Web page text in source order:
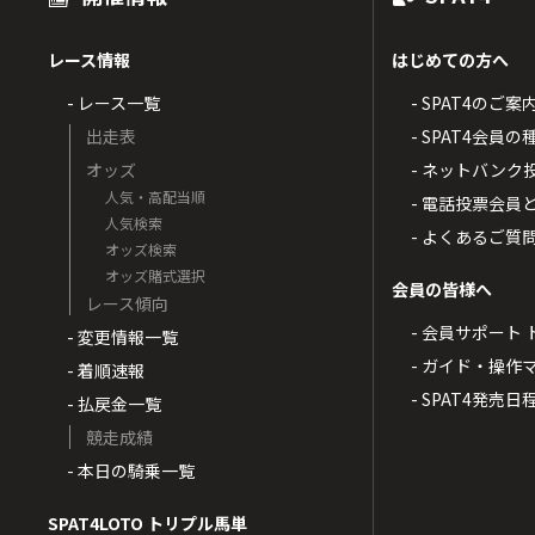
レース情報
- レース一覧
出走表
オッズ
人気・高配当順
人気検索
オッズ検索
オッズ賭式選択
レース傾向
- 変更情報一覧
- 着順速報
- 払戻金一覧
競走成績
- 本日の騎乗一覧
SPAT4LOTO トリプル馬単
はじめての方へ
- SPAT4のご案
- SPAT4会員の
- ネットバンク
- 電話投票会員
- よくあるご質
会員の皆様へ
- 会員サポート
- ガイド・操作
- SPAT4発売日